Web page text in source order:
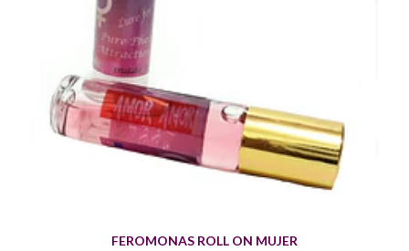
FEROMONAS ROLL ON MUJER